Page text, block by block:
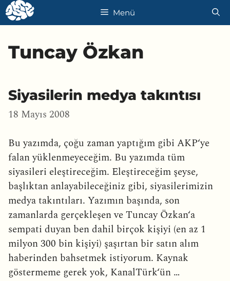
İçeriğe
atla
Menü
Tuncay Özkan
Siyasilerin medya takıntısı
18 Mayıs 2008
Bu yazımda, çoğu zaman yaptığım gibi AKP‘ye
falan yüklenmeyeceğim. Bu yazımda tüm
siyasileri eleştireceğim. Eleştireceğim şeyse,
başlıktan anlayabileceğiniz gibi, siyasilerimizin
medya takıntıları. Yazımın başında, son
zamanlarda gerçekleşen ve Tuncay Özkan‘a
sempati duyan ben dahil birçok kişiyi (en az 1
milyon 300 bin kişiyi) şaşırtan bir satın alım
haberinden bahsetmek istiyorum. Kaynak
göstermeme gerek yok, KanalTürk‘ün …